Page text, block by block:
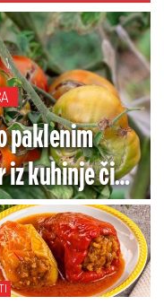
paklenim
iz kuhinje čini
mrlja